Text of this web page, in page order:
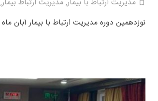
نوزدهمین دوره مدیریت ارتباط با بیمار آبان ماه ۱۴۰۲در تهران برگزار شد.